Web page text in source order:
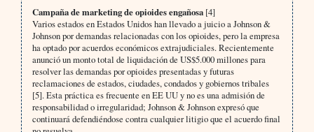
Campaña de marketing de opioides engañosa[4]
Varios estados en Estados Unidos han llevado a juicio a Johnson &
Johnson por demandas relacionadas con los opioides, pero la empresa
ha optado por acuerdos económicos extrajudiciales. Recientemente
anunció un monto total de liquidación de US$5.000 millones para
resolver las demandas por opioides presentadas y futuras
reclamaciones de estados, ciudades, condados y gobiernos tribales
[5]. Esta práctica es frecuente en EE UU y no es una admisión de
responsabilidad o irregularidad; Johnson & Johnson expresó que
continuará defendiéndose contra cualquier litigio que el acuerdo final